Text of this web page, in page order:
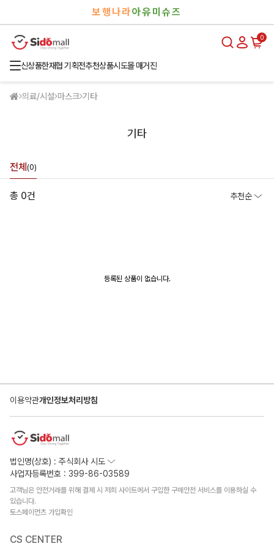
보행나라아유미슈즈
0
신상품한재협 기획전추천상품시도몰 매거진
의료/시설 마스크 기타
기타
전체 (0)
총 0건 추천순
등록된 상품이 없습니다.
이용약관개인정보처리방침
법인명(상호) : 주식회사 시도
사업자등록번호 : 399-86-03589
고객님은 안전거래를 위해 결제 시 저희 사이트에서 구입한 구매안전 서비스를 이용하실 수
있습니다.
토스페이먼츠 가입확인
CS CENTER